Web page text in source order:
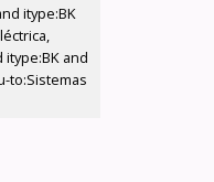
itype:BK
and
to:Sistemas